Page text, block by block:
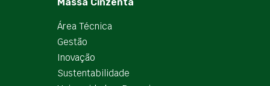
Área Técnica
Gestão
Inovação
Sustentabilidade